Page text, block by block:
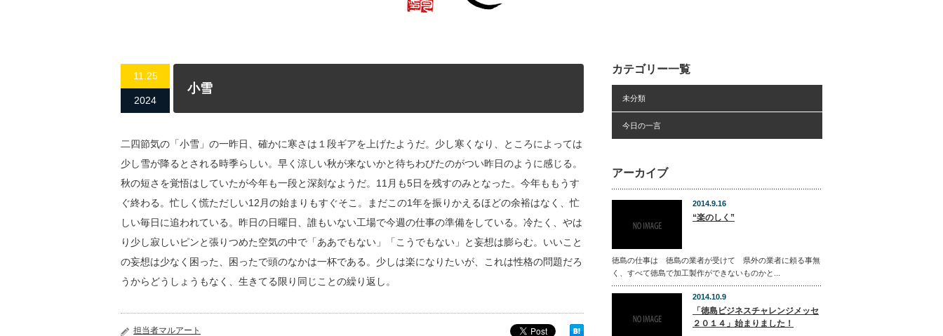
11.25
2024
小雪
二四節気の「小雪」の一昨日、確かに寒さは１段ギアを上げたようだ。少し寒くなり、ところによっては
少し雪が降るとされる時季らしい。早く涼しい秋が来ないかと待ちわびたのがつい昨日のように感じる。
秋の短さを覚悟はしていたが今年も一段と深刻なようだ。11月も5日を残すのみとなった。今年ももうす
ぐ終わる。忙しく慌ただしい12月の始まりもすぐそこ。まだこの1年を振りかえるほどの余裕はなく、忙
しい毎日に追われている。昨日の日曜日、誰もいない工場で今週の仕事の準備をしている。冷たく、やは
り少し寂しいピンと張りつめた空気の中で「ああでもない」「こうでもない」と妄想は膨らむ。いいこと
の妄想は少なく困った、困ったで頭のなかは一杯である。少しは楽になりたいが、これは性格の問題だろ
うからどうしょうもなく、生きてる限り同じことの繰り返し。
担当者マルアート
カテゴリー一覧
未分類
今日の一言
アーカイブ
2014.9.16
“楽のしく”
徳島の仕事は 徳島の業者が受けて 県外の業者に頼る事無
く、すべて徳島で加工製作ができないものかと...
2014.10.9
「徳島ビジネスチャレンジメッセ
２０１４」始まりました！